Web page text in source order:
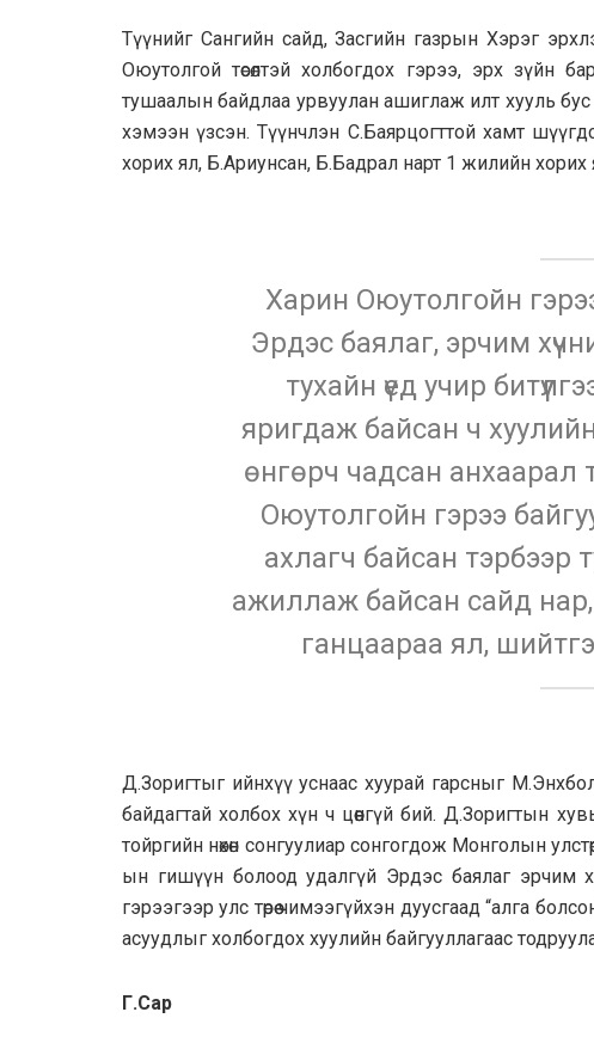
Түүнийг Сангийн сайд, Засгийн газрын Хэрэг
Оюутолгой төсөлтэй холбогдох гэрээ, эрх зүйн
тушаалын байдлаа урвуулан ашиглаж илт хууль
хэмээн үзсэн. Түүнчлэн С.Баярцогттой хамт
хорих ял, Б.Ариунсан, Б.Бадрал нарт 1 жилийн хорих
Харин Оюутолгойн
Эрдэс баялаг, эрчим
тухайн үед учир
яригдаж байсан ч
өнгөрч чадсан анхаарал
Оюутолгойн гэрээ
ахлагч байсан тэрбээр
ажиллаж байсан сайд
ганцаараа ял,
Д.Зоригтыг ийнхүү уснаас хуурай гарсныг
байдагтай холбох хүн ч цөөнгүй бий. Д.Зоригтын
тойргийн нөхөн сонгуулиар сонгогдож Монголын
ын гишүүн болоод удалгүй Эрдэс баялаг эрчим
гэрээгээр улс төрөө чимээгүйхэн дуусгаад “алга
асуудлыг холбогдох хуулийн байгууллагаас
Г.Сар